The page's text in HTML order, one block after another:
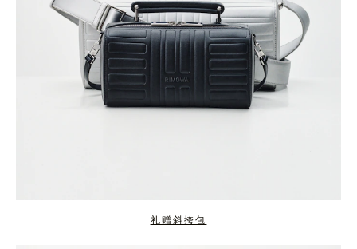
礼赠斜挎包